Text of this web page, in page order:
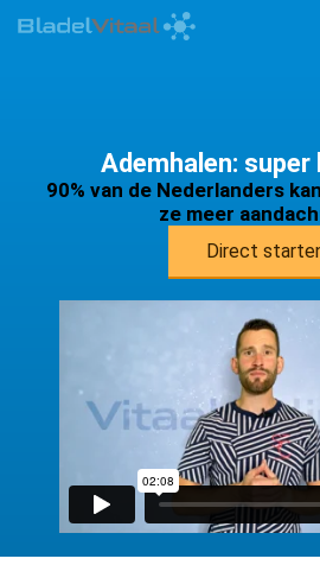
Ademhalen: super
90% van de Nederlanders kan
meer aan dacht be
Direct